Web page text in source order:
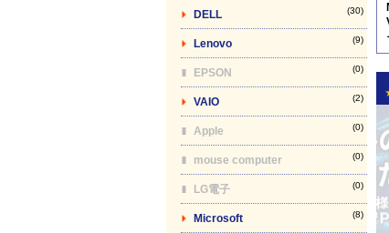
DELL (30)
Lenovo (9)
EPSON (0)
VAIO (2)
Apple (0)
mouse computer (0)
LG電子 (0)
Microsoft (8)